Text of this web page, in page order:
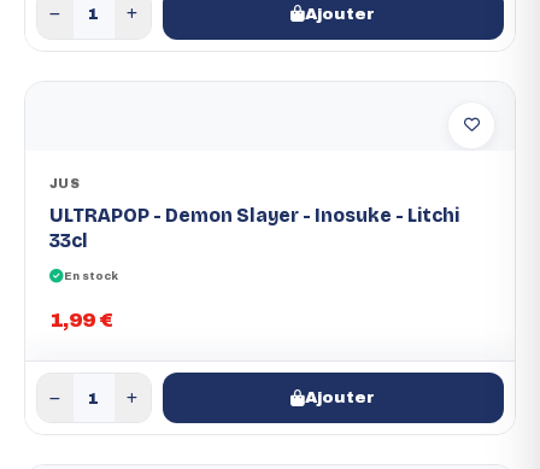
Ajouter
JUS
ULTRAPOP - Demon Slayer - Inosuke - Litchi
33cl
En stock
1,99 €
Ajouter